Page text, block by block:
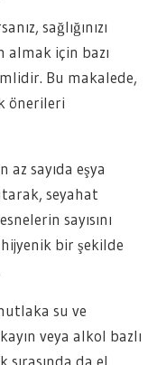
sağlığınızı
almak için bazı
Bu makalede,
önerileri
az sayıda eşya
seyahat
sayısını
hijyenik bir şekilde
su ve
veya alkol bazlı
da el